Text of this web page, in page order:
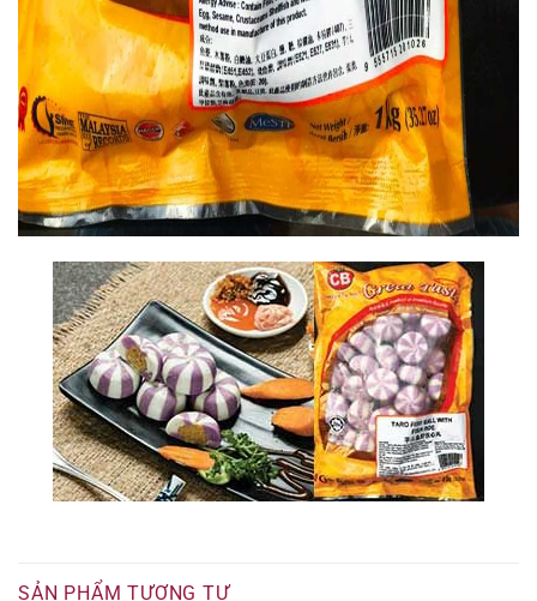
SẢN PHẨM TƯƠNG TỰ